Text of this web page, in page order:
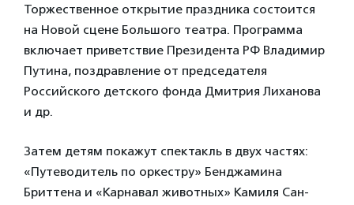
Торжественное открытие праздника состоится
на Новой сцене Большого театра. Программа
включает приветствие Президента РФ Владимир
Путина, поздравление от председателя
Российского детского фонда Дмитрия Лиханова
и др.
Затем детям покажут спектакль в двух частях:
«Путеводитель по оркестру» Бенджамина
Бриттена и «Карнавал животных» Камиля Сан-